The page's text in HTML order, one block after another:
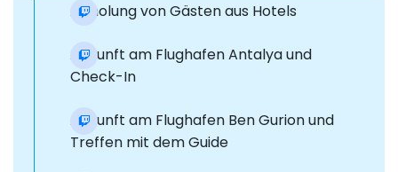
Abholung von Gästen aus Hotels
Ankunft am Flughafen Antalya und
Check-In
Ankunft am Flughafen Ben Gurion und
Treffen mit dem Guide